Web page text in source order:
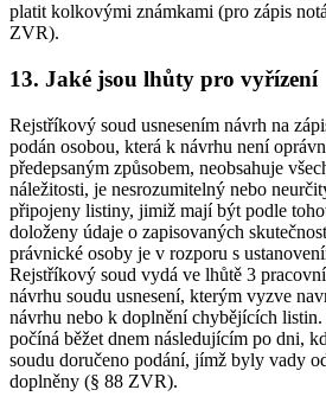
platit kolkovými známkami (pro zápis
ZVR).
13. Jaké jsou lhůty pro vyřízení
Rejstříkový soud usnesením návrh na
podán osobou, která k návrhu není
předepsaným způsobem, neobsahuje
náležitosti, je nesrozumitelný nebo
připojeny listiny, jimiž mají být podle
doloženy údaje o zapisovaných
právnické osoby je v rozporu s
Rejstříkový soud vydá ve lhůtě 3
návrhu soudu usnesení, kterým vyzve
návrhu nebo k doplnění chybějících
počíná běžet dnem následujícím po dni,
soudu doručeno podání, jímž byly vady
doplněny (§ 88 ZVR).